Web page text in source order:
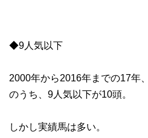
◆9人気以下
2000年から2016年までの17年
のうち、9人気以下が10頭。
しかし実績馬は多い。